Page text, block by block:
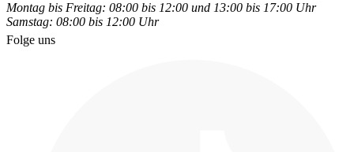
Montag bis Freitag: 08:00 bis 12:00 und 13:00 bis 17:00 Uhr
Samstag: 08:00 bis 12:00 Uhr
Folge uns